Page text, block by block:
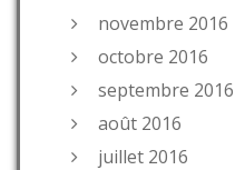
novembre 2016
octobre 2016
septembre 2016
août 2016
juillet 2016